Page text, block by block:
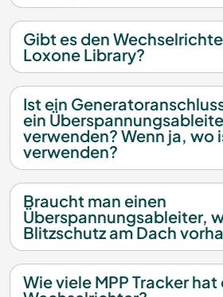
Gibt es den
Loxone Library?
Ist ein
ein
verwenden? Wenn ja, wo
verwenden?
Braucht man einen
Überspannungsableiter,
Blitzschutz am Dach
Wie viele MPP Tracker hat